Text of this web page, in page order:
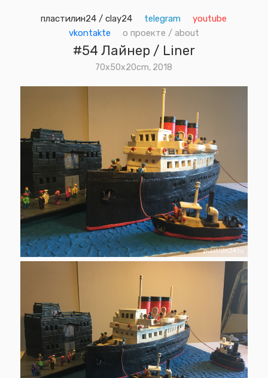
пластилин24 / clay24 telegram
youtube
vkontakte
о проекте / about
#54 Лайнер / Liner
70х50х20cm, 2018